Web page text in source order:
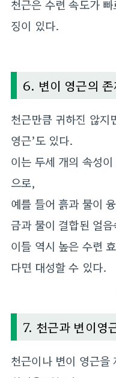
천근은 수련 속도가
징이 있다.
6. 변이 영근의 존
천근만큼 귀하진 않지
영근’도 있다.
이는 두세 개의 속성
으로,
예를 들어 흙과 물이
금과 물이 결합된 얼
이들 역시 높은 수련
다면 대성할 수 있다.
7. 천근과 변이영
천근이나 변이 영근을